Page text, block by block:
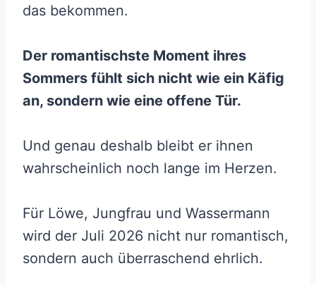
das bekommen.
Der romantischste Moment ihres
Sommers fühlt sich nicht wie ein Käfig
an, sondern wie eine offene Tür.
Und genau deshalb bleibt er ihnen
wahrscheinlich noch lange im Herzen.
Für Löwe, Jungfrau und Wassermann
wird der Juli 2026 nicht nur romantisch,
sondern auch überraschend ehrlich.